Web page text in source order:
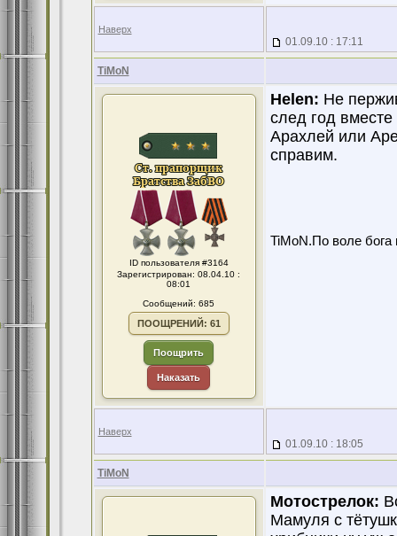
Наверх
01.09.10 : 17:11
TiMoN
ID пользователя #3164
Зарегистрирован: 08.04.10 :
08:01
Сообщений: 685
ПООЩРЕНИЙ: 61
Поощрить
Наказать
Helen: Не
след год
Арахлей или
справим.
TiMoN.По воле
Наверх
01.09.10 : 18:05
TiMoN
Мотострелок:
Мамуля с